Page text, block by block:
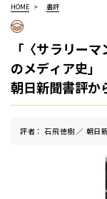
HOME 書評
「〈サラリー
のメディア史
朝日新聞書評か
評者： 石飛徳樹 ／ 朝⽇